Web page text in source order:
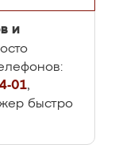
и
01,
быстро